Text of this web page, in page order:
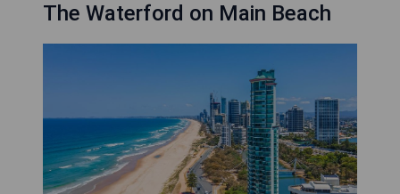
The Waterford on Main Beach